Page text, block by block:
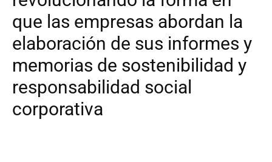
que las empresas abordan la
elaboración de sus informes y
memorias de sostenibilidad y
responsabilidad social
corporativa